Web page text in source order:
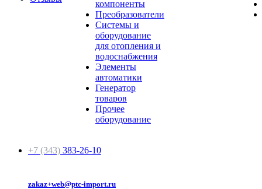
компоненты
Преобразователи
Системы и
оборудование
для отопления и
водоснабжения
Элементы
автоматики
Генератор
товаров
Прочее
оборудование
+7 (343) 383-26-10
zakaz+web@ptc-import.ru